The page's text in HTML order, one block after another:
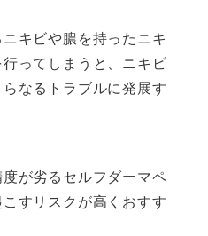
キビや膿を持ったニキ
ってしまうと、ニキビ
なるトラブルに発展す
が劣るセルフダーマペ
すリスクが高くおすす